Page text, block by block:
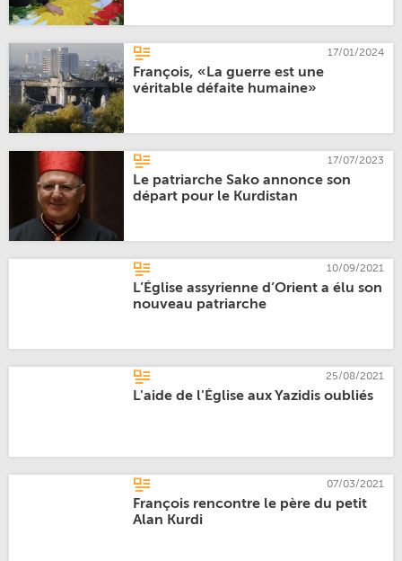
17/01/2024
François, «La guerre est une
véritable défaite humaine»
17/07/2023
Le patriarche Sako annonce son
départ pour le Kurdistan
10/09/2021
L’Église assyrienne d’Orient a élu son
nouveau patriarche
25/08/2021
L'aide de l'Église aux Yazidis oubliés
07/03/2021
François rencontre le père du petit
Alan Kurdi